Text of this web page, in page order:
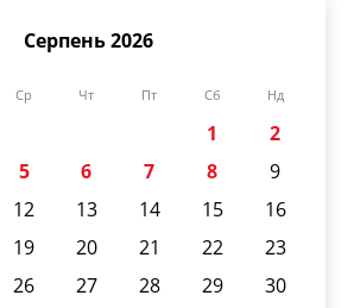
Серпень 2026
Ср Чт Пт Сб Нд
1
2
5 6 7 8
9
12 13 14 15
16
19 20 21 22
23
26 27 28 29
30